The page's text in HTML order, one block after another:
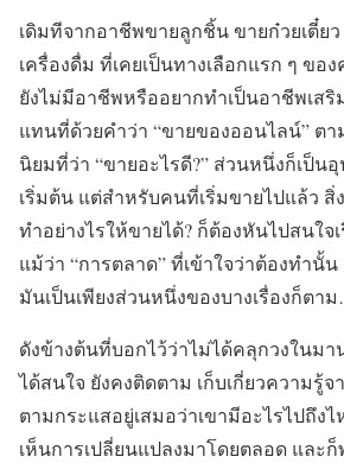
เดิมทีจากอาชีพขายลูกชิ้น ขายก๋วยเตี๋ย
เครื่องดื่ม ที่เคยเป็นทางเลือกแรก ๆ ขอ
ยังไม่มีอาชีพหรืออยากทำเป็นอาชีพเส
แทนที่ด้วยคำว่า “ขายของออนไลน์” ต
นิยมที่ว่า “ขายอะไรดี?” ส่วนหนึ่งก็เป็น
เริ่มต้น แต่สำหรับคนที่เริ่มขายไปแล้ว
ทำอย่างไรให้ขายได้? ก็ต้องหันไปสนใจ
แม้ว่า “การตลาด” ที่เข้าใจว่าต้องทำนั้
มันเป็นเพียงส่วนหนึ่งของบางเรื่องก็ตา
ดังข้างต้นที่บอกไว้ว่าไม่ได้คลุกวงในมา
ได้สนใจ ยังคงติดตาม เก็บเกี่ยวความรู้
ตามกระแสอยู่เสมอว่าเขามีอะไรไปถึง
เห็นการเปลี่ยนแปลงมาโดยตลอด และ